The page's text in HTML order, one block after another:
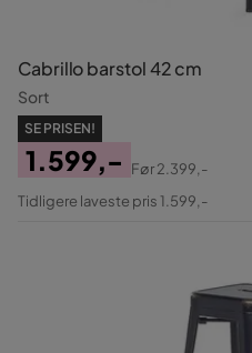
Cabrillo barstol 42 cm
Sort
SE PRISEN!
Pris
1.599,-
Original
Før2.399,-
Tidligere laveste pris 1.599,-